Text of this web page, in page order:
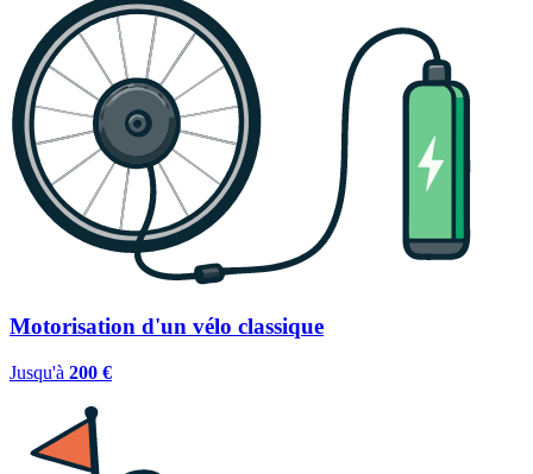
Motorisation d'un vélo classique
Jusqu'à 200 €